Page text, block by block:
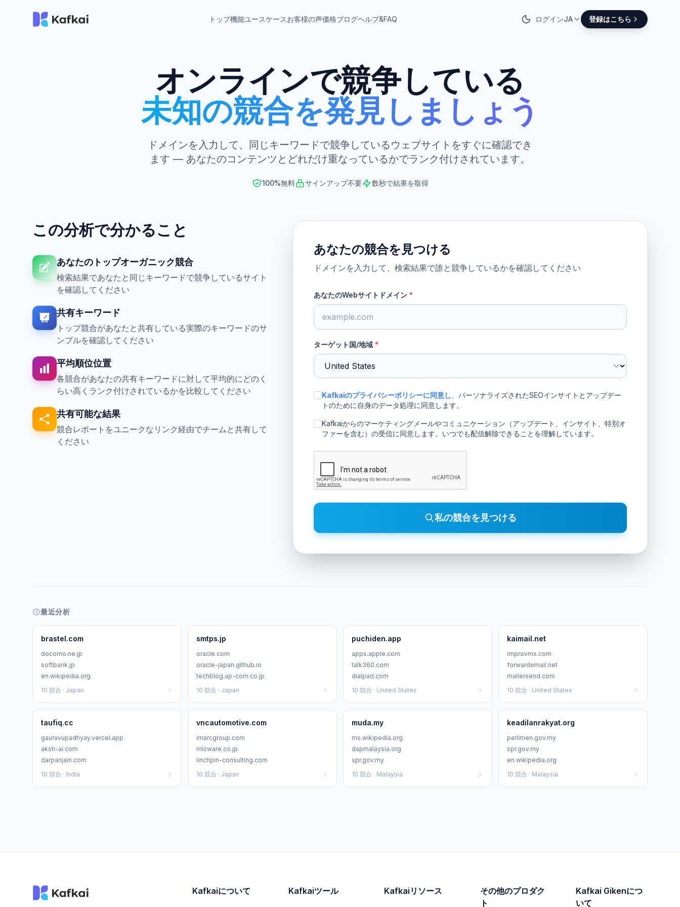
トップ機能ユースケースお客様の声価格ブログヘルプ&FAQ ログインJA 登録はこちら
オンラインで競争している
未知の競合を発見しましょう
ドメインを入力して、同じキーワードで競争しているウェブサイトをすぐに確認でき
ます — あなたのコンテンツとどれだけ重なっているかでランク付けされています。
100%無料 サインアップ不要 数秒で結果を取得
この分析で分かること
あなたのトップオーガニック競合
検索結果であなたと同じキーワードで競争しているサイト
を確認してください
共有キーワード
トップ競合があなたと共有している実際のキーワードのサ
ンプルを確認してください
平均順位位置
各競合があなたの共有キーワードに対して平均的にどのく
らい高くランク付けされているかを比較してください
共有可能な結果
競合レポートをユニークなリンク経由でチームと共有して
ください
あなたの競合を見つける
ドメインを入力して、検索結果で誰と競争しているかを確認してください
あなたのWebサイトドメイン*
ターゲット国/地域*
Kafkaiのプライバシーポリシーに同意し 、パーソナライズされたSEOインサイトとアップデー
トのために自身のデータ処理に同意します。
Kafkaiからのマーケティングメールやコミュニケーション（アップデート、インサイト、特別オ
ファーを含む）の受信に同意します。いつでも配信解除できることを理解しています。
私の競合を見つける
最近分析
brastel.com
docomo.ne.jp
softbank.jp
en.wikipedia.org
10 競合 · Japan
smtps.jp
oracle.com
oracle-japan.github.io
techblog.ap-com.co.jp
10 競合 · Japan
puchiden.app
apps.apple.com
talk360.com
dialpad.com
10 競合 · United States
kaimail.net
improvmx.com
forwardemail.net
mailersend.com
10 競合 · United States
taufiq.cc
gauravupadhyay.vercel.app
aksh-ai.com
darpanjain.com
10 競合 · India
vncautomotive.com
imarcgroup.com
micware.co.jp
linchpin-consulting.com
10 競合 · Japan
muda.my
ms.wikipedia.org
dapmalaysia.org
spr.gov.my
10 競合 · Malaysia
keadilanrakyat.org
parlimen.gov.my
spr.gov.my
en.wikipedia.org
10 競合 · Malaysia
Kafkaiについて Kafkaiツール Kafkaiリソース
その他のプロダク
ト
Kafkai Gikenにつ
いて